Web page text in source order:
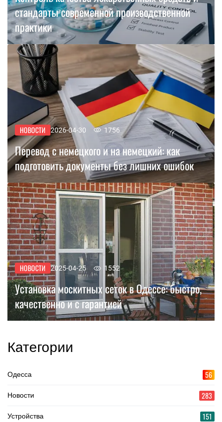
стандарты современной производственной
практики
НОВОСТИ 2026-04-30 1756
Перевод с немецкого и на немецкий: как
подготовить документы без лишних ошибок
НОВОСТИ 2025-04-25 1552
Установка москитных сеток в Одессе: быстро,
качественно и с гарантией
Категории
Одесса 56
Новости 283
Устройства 151